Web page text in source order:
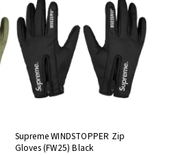
Supreme WINDSTOPPER Zip
Gloves (FW25) Black